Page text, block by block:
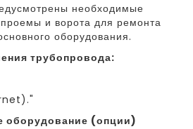
необходимые
проемы и ворота для ремонта
оборудования.
трубопровода:
оборудование (опции)